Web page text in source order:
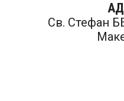
Св. Стефан